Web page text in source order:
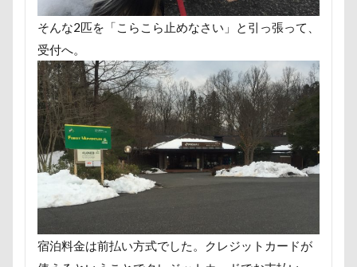
そんな2匹を「こらこら止めなさい」と引っ張って、
受付へ。
宿泊料金は前払い方式でした。クレジットカードが
名前の由来
土手 夕陽 夏対策
変顔
壁紙
増税前 埼玉県
地震
土田トレーナー
国営武蔵丘陵森林公園
外耳炎
国営みちのく杜の湖畔公園
困惑顔
噛み噛み
哀愁
吾妻郡 吹き出し皿
君津市
吐いた
夕食
多頭飼い記念日
室内トレーニング
天空の遊覧カート
実はすごい
宝登山
宇宙兄弟
子犬のワルツ
妖怪アンテナ
奇跡体験！アンビリーバボー
太閤山ランド
天狗山プレイランド
夢の島